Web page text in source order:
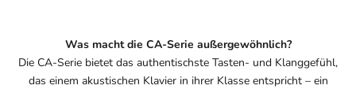
Was macht die CA-Serie außergewöhnlich?
Die CA-Serie bietet das authentischste Tasten- und Klanggefühl,
das einem akustischen Klavier in ihrer Klasse entspricht – ein